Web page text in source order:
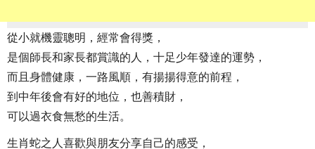
從小就機靈聰明，經常會得獎，
是個師長和家長都賞識的人，十足少年發達的運勢，
而且身體健康，一路風順，有揚揚得意的前程，
到中年後會有好的地位，也善積財，
可以過衣食無愁的生活。
生肖蛇之人喜歡與朋友分享自己的感受，